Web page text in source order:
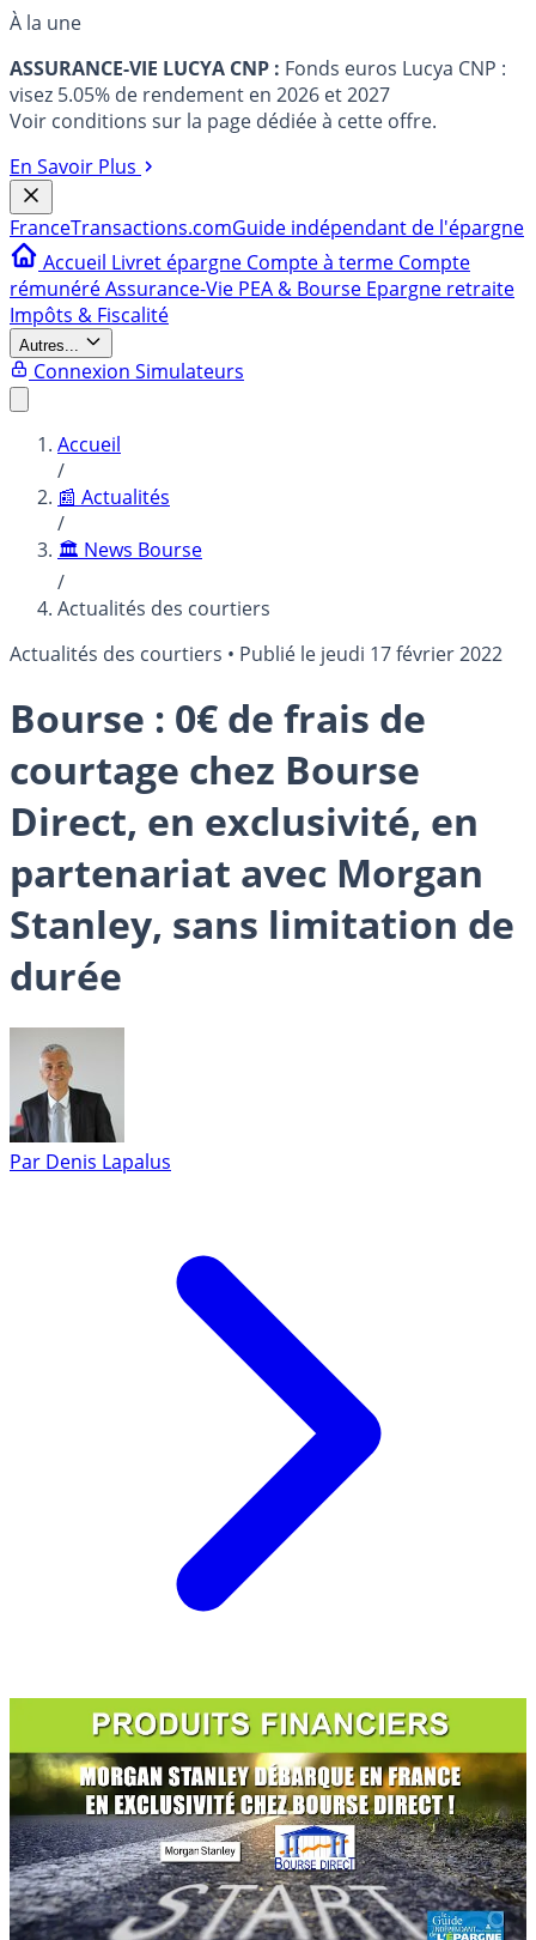
À la une
ASSURANCE-VIE LUCYA CNP : Fonds euros Lucya CNP :
visez 5.05% de rendement en 2026 et 2027
Voir conditions sur la page dédiée à cette offre.
En Savoir Plus
FranceTransactions.comGuide indépendant de l'épargne
Accueil Livret épargne Compte à terme Compte
rémunéréAssurance-Vie PEA & Bourse Epargne retraite
Impôts & Fiscalité
Autres...
Connexion Simulateurs
Accueil
/
📰 Actualités
/
🏛️ News Bourse
/
Actualités des courtiers
Actualités des courtiers • Publié le jeudi 17 février 2022
Bourse : 0€ de frais de
courtage chez Bourse
Direct, en exclusivité, en
partenariat avec Morgan
Stanley, sans limitation de
durée
Par Denis Lapalus